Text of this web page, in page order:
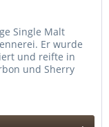
Single Malt
Er wurde
und reifte in
und Sherry